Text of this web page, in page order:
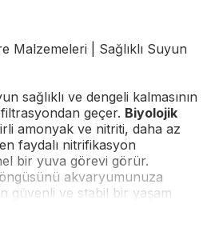
Malzemeleri | Sağlıklı Suyun
sağlıklı ve dengeli kalmasının
geçer. Biyolojik
amonyak ve nitriti, daha az
faydalı nitrifikasyon
bir yuva görevi görür.
akvaryumunuza
güvenli ve stabil bir yaşam
Seachem, Fluval ve JBL gibi